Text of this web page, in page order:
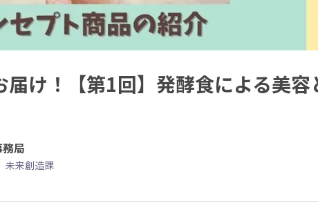
け！【第1回】発酵食による美容
局
来創造課